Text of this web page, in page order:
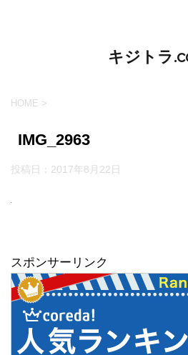
キジトラ
HOME >
IMG_2963
投稿日： 2017年8月22日
スポンサーリンク